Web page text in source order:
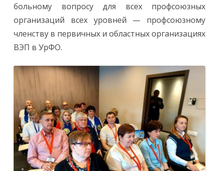
больному вопросу для всех профсоюзных
организаций всех уровней — профсоюзному
членству в первичных и областных организациях
ВЭП в УрФО.